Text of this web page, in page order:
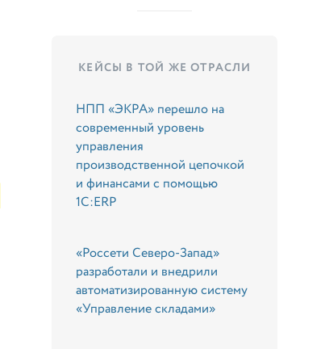
КЕЙСЫ В ТОЙ ЖЕ ОТРАСЛИ
НПП «ЭКРА» перешло на
современный уровень
управления
производственной цепочкой
и финансами с помощью
1С:ERP
«Россети Северо-Запад»
разработали и внедрили
автоматизированную систему
«Управление складами»